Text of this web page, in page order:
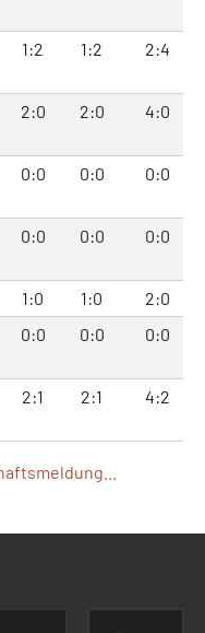
1:2 1:2 2:4
2:0 2:0 4:0
0:0 0:0 0:0
0:0 0:0 0:0
1:0 1:0
2:0
0:0 0:0 0:0
2:1 2:1 4:2